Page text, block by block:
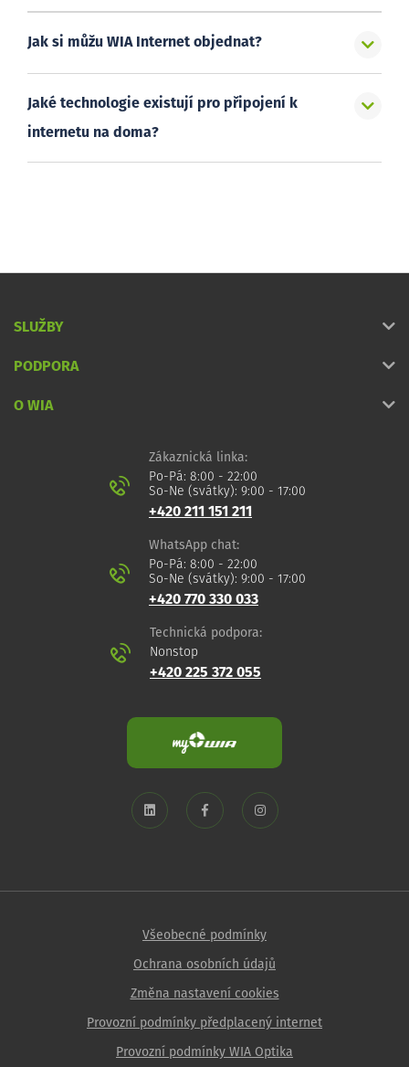
Jak si můžu WIA Internet objednat?
Jaké technologie existují pro připojení k
internetu na doma?
SLUŽBY
PODPORA
O WIA
Zákaznická linka:
Po-Pá: 8:00 - 22:00
So-Ne (svátky): 9:00 - 17:00
+420 211 151 211
WhatsApp chat:
Po-Pá: 8:00 - 22:00
So-Ne (svátky): 9:00 - 17:00
+420 770 330 033
Technická podpora:
Nonstop
+420 225 372 055
Všeobecné podmínky
Ochrana osobních údajů
Změna nastavení cookies
Provozní podmínky předplacený internet
Provozní podmínky WIA Optika